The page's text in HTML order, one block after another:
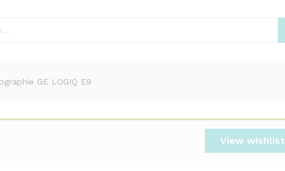
GE LOGIQ E9
View wishlist